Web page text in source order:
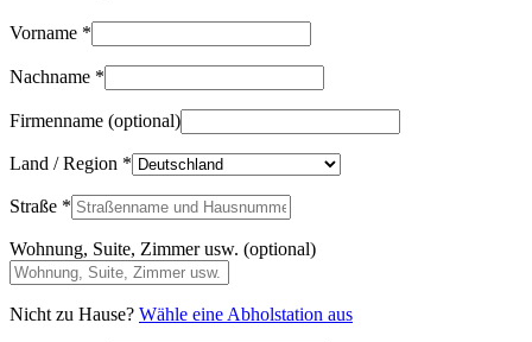
Vorname *
Nachname *
Firmenname (optional)
Land / Region *
Straße *
Wohnung, Suite, Zimmer usw. (optional)
Nicht zu Hause? Wähle eine Abholstation aus